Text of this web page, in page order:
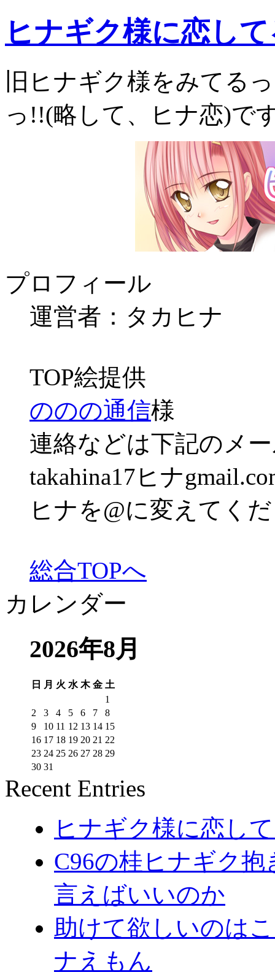
ヒナギク様に恋し
旧ヒナギク様をみてる
っ!!(略して、ヒナ恋)で
プロフィール
運営者：タカヒナ
TOP絵提供
ののの通信様
連絡などは下記のメ
takahina17ヒナ
ヒナを@に変えてく
総合TOPへ
カレンダー
2026年8月
日 月 火 水 木 金 土
1
2
3 4 5 6 7
8
9
10 11 12 13 14 15
16 17 18 19 20 21 22
23 24 25 26 27 28 29
30 31
Recent Entries
ヒナギク様に恋し
C96の桂ヒナギク
言えばいいのか
助けて欲しいのは
ナえもん